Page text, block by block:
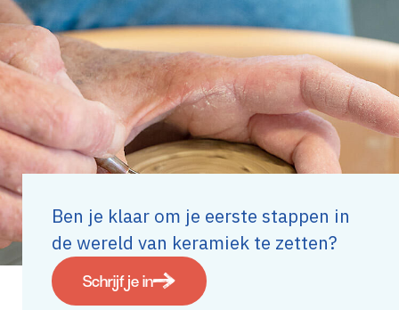
Ben je klaar om je eerste stappen in
de wereld van keramiek te zetten?
Schrijf je in